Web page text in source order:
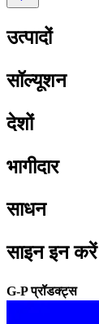
उत्पादों​​
सॉल्यूशन​​
देशों​​
भागीदार​​
साधन​​
साइन इन करें​​
G-P प्रॉडक्ट्स​​